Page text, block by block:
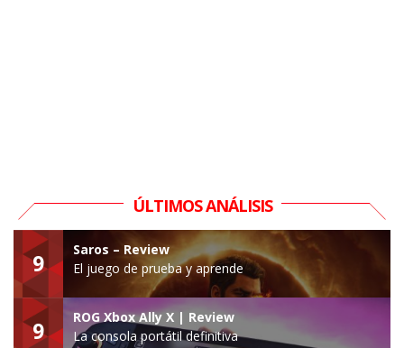
ÚLTIMOS ANÁLISIS
9
Saros – Review
El juego de prueba y aprende
9
ROG Xbox Ally X | Review
La consola portátil definitiva